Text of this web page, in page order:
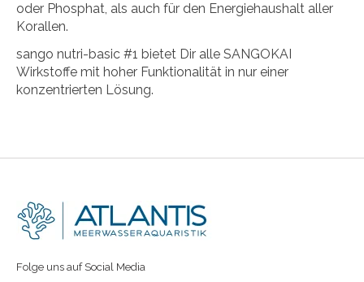
oder Phosphat, als auch für den Energiehaushalt aller
Korallen.
sango nutri-basic #1 bietet Dir alle SANGOKAI
Wirkstoffe mit hoher Funktionalität in nur einer
konzentrierten Lösung.
Folge uns auf Social Media